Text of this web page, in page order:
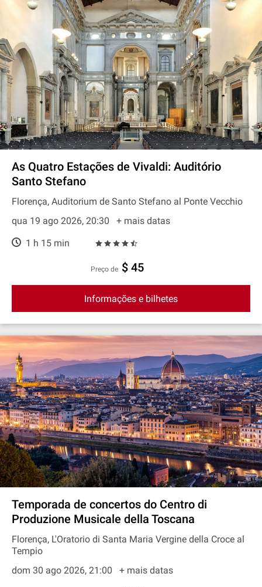
As Quatro Estações de Vivaldi: Auditório
Santo Stefano
Florença, Auditorium de Santo Stefano al Ponte Vecchio
qua 19 ago 2026, 20:30
+ mais datas
1 h 15 min
preço de $ 45
Informações e bilhetes
Temporada de concertos do Centro di
Produzione Musicale della Toscana
Florença, L'Oratorio di Santa Maria Vergine della Croce al
Tempio
dom 30 ago 2026, 21:00
+ mais datas